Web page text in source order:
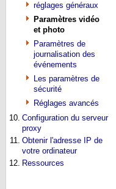
réglages généraux
Paramètres vidéo
et photo
Paramètres de
journalisation des
événements
Les paramètres de
sécurité
Réglages avancés
10. Configuration du serveur
proxy
11. Obtenir l'adresse IP de
votre ordinateur
12. Ressources